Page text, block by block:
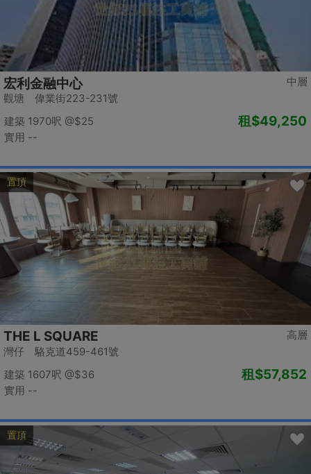
中層
宏利金融中心
觀塘 偉業街223-231號
建築 1970呎 @$25
實用 --
租$49,250
置頂
高層
THE L SQUARE
灣仔 駱克道459-461號
建築 1607呎 @$36
實用 --
租$57,852
置頂